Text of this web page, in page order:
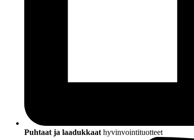
Puhtaat ja laadukkaat hyvinvointituotteet